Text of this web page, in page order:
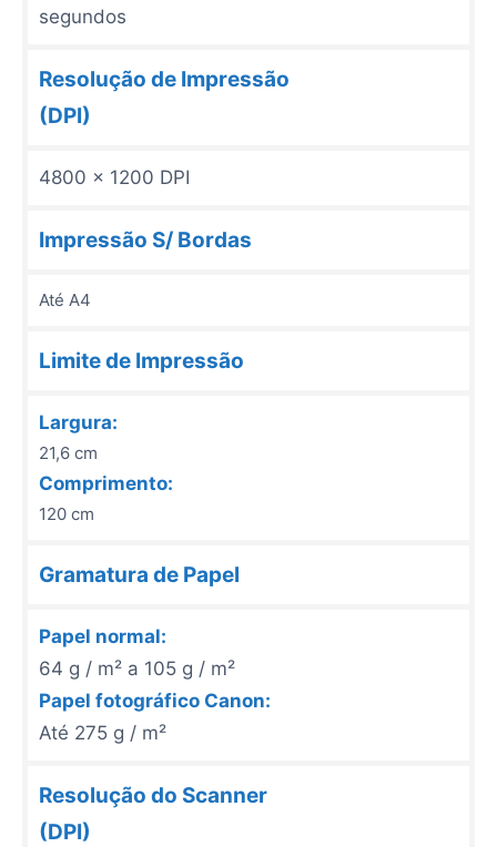
segundos
Resolução de Impressão
(DPI)
4800 x 1200 DPI
Impressão S/ Bordas
Até A4
Limite de Impressão
Largura:
21,6 cm
Comprimento:
120 cm
Gramatura de Papel
Papel normal:
64 g / m² a 105 g / m²
Papel fotográfico Canon:
Até 275 g / m²
Resolução do Scanner
(DPI)